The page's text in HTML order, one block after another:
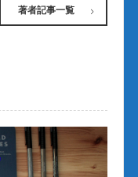
著者記事一覧